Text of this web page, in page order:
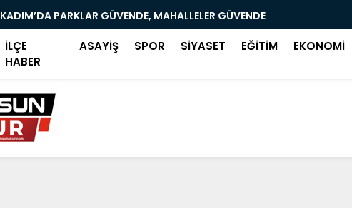
PARKLAR GÜVENDE, MAHALLELER GÜVENDE
İLÇE
HABER
ASAYİŞ SPOR SİYASET EĞİTİM EKONOMİ